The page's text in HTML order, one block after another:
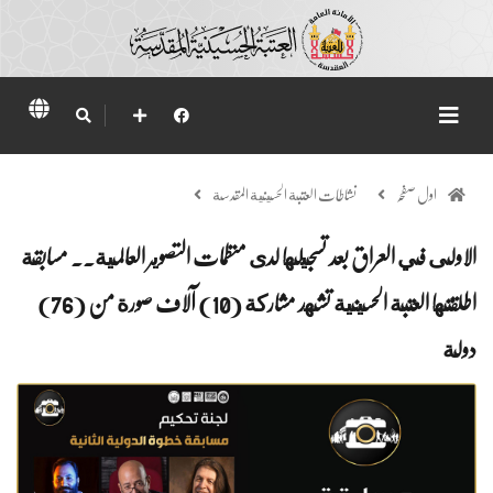
اول صفحہ نشاطات العتبة الحسينية المقدسة
الاولى في العراق بعد تسجيلها لدى منظمات التصوير العالمية.. مسابقة
اطلقتها العتبة الحسينية تشهد مشاركة (10) آلاف صورة من (76)
دولة